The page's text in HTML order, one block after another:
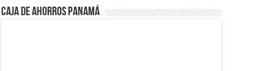
Caja de Ahorros Panamá